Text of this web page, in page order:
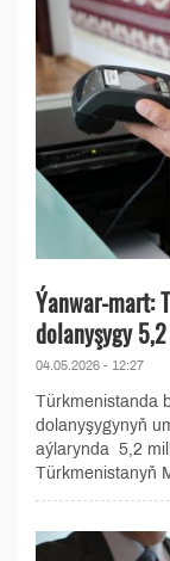
Ýanwar-mart:
dolanyşygy
04.05.2026 - 12:27
Türkmenistanda
dolanyşygynyň
aýlarynda 5,2
Türkmenistanyň